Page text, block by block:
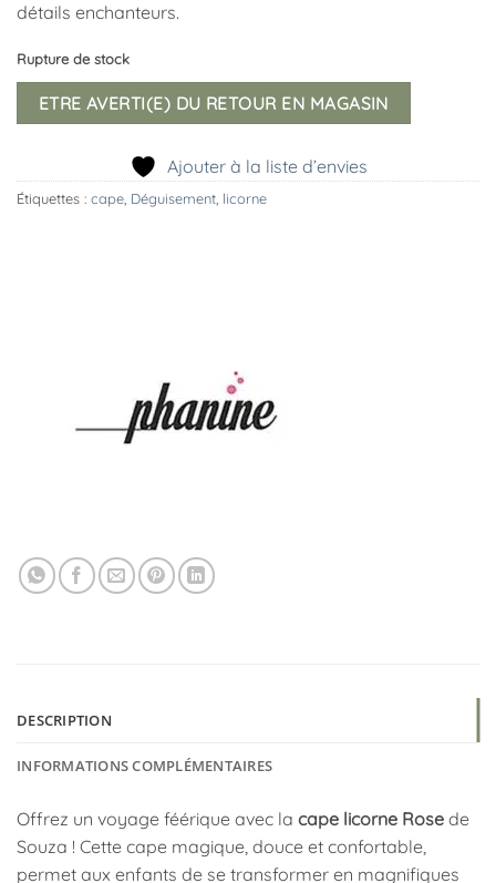
détails enchanteurs.
Rupture de stock
ETRE AVERTI(E) DU RETOUR EN MAGASIN
Ajouter à la liste d’envies
Étiquettes : cape Déguisement licorne
DESCRIPTION
INFORMATIONS COMPLÉMENTAIRES
Offrez un voyage féérique avec la cape licorne Rose de
Souza ! Cette cape magique, douce et confortable,
permet aux enfants de se transformer en magnifiques